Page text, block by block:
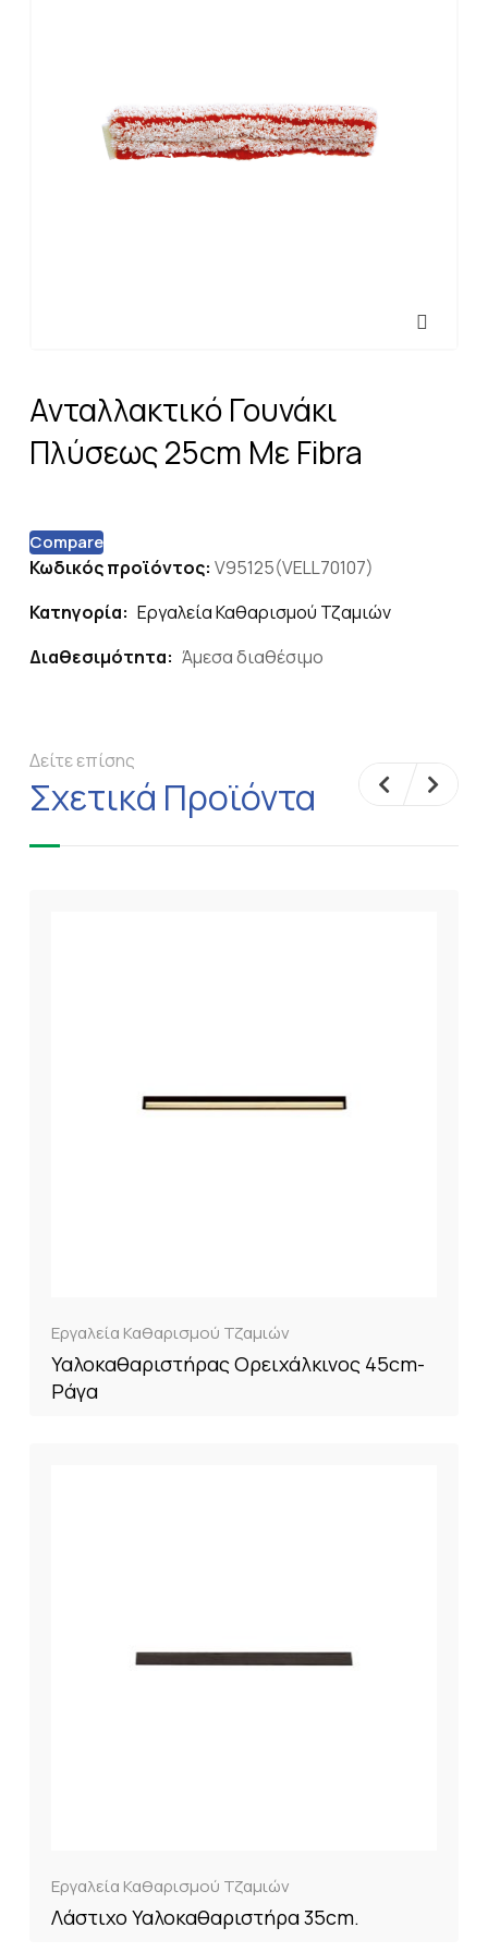
Ανταλλακτικό Γουνάκι
Πλύσεως 25cm Με Fibra
Compare
Κωδικός προϊόντος: V95125(VELL70107)
Κατηγορία: Εργαλεία Καθαρισμού Τζαμιών
Διαθεσιμότητα: Άμεσα διαθέσιμο
Δείτε επίσης
Σχετικά Προϊόντα
Εργαλεία Καθαρισμού Τζαμιών
Υαλοκαθαριστήρας Ορειχάλκινος 45cm-
Ράγα
Εργαλεία Καθαρισμού Τζαμιών
Λάστιχο Υαλοκαθαριστήρα 35cm.